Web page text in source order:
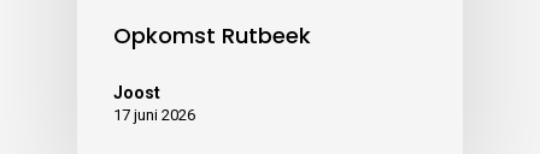
Opkomst Rutbeek
Joost
17 juni 2026